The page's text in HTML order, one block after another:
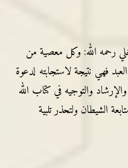
رحمه الله: وكل معصية من
فهي نتيجة لاستجابته لدعوة
والتوجيه في كتاب الله
الشيطان ولتحذر تلبية